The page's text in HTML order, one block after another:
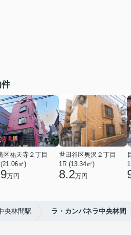
区祐天寺２丁目
㎡)
万円
世田谷区奥沢２丁目
1R (13.34㎡)
8.2万円
央林間駅 ラ・カンパネラ中央林間